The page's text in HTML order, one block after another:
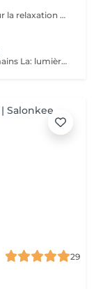
Soin énergétique d'origine japonaise, axée sur la relaxation et l'harmonisation du corps et de l'esprit. REI: universel KI: énergie vital Le praticien pose doucement les mains sur les différentes zones , il n'y a pas de manipulation ou de pression. Effets: -Réduction du stress et de l'anxiété -Sensation de calme et de lâcher prise -Aide à apaiser le mental -favorise l'endormissement -Aide à relâcher les tensions émotionnelles le réiki est une pratique douce qui vise surtout : -la détente -l'équilibre émotionnel -le bien-être global A faire seul ou en cure de 4 séances
Méthode de transmission d'énergie par les mains La: lumière, amour HO: mouvement de l'énergie CHI: energie vitale Effets: -Diminue le stress -Procure un calme profond et durable -Aide à harmoniser le corps et l'esprit - Energie retrouvée - Favorise le lâcher-prise -Harmonisation des Chakras Couplé à la réflexologie plantaire c'est un soin qui apporte une relaxation complète et durable alliant les bienfaits du soin énergétique et ceux de la réflexologie . A faire seul ou en cure de 4 séances "Détente absolue "
29